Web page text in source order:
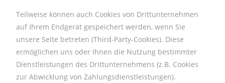
Teilweise können auch Cookies von Drittunternehmen
auf Ihrem Endgerät gespeichert werden, wenn Sie
unsere Seite betreten (Third-Party-Cookies). Diese
ermöglichen uns oder Ihnen die Nutzung bestimmter
Dienstleistungen des Drittunternehmens (z.B. Cookies
zur Abwicklung von Zahlungsdienstleistungen).